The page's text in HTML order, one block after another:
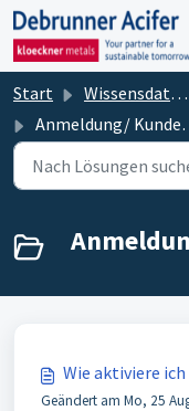
Zum
Start Wissensdatenbank
Anmeldung/ Kundenkonto
Wie aktiviere
Geändert am Mo, 25